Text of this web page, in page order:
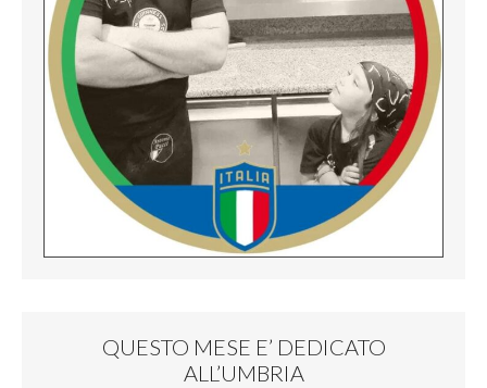
QUESTO MESE E’ DEDICATO
ALL’UMBRIA